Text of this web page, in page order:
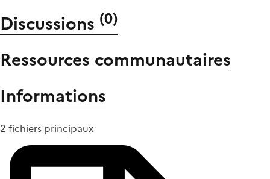
Discussions (0)
Ressources communautaires
Informations
2 fichiers principaux